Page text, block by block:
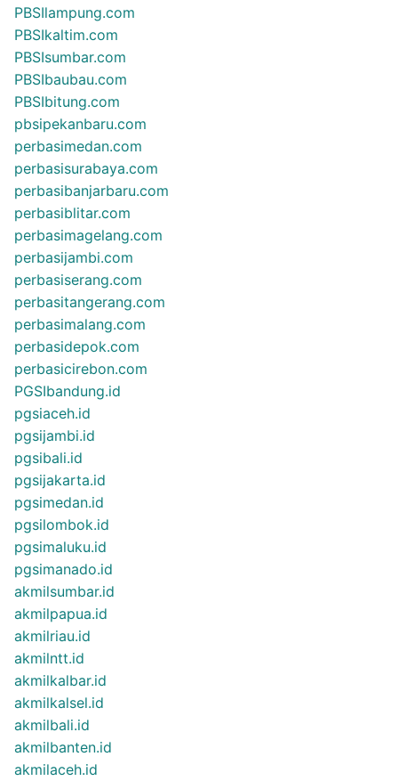
PBSIlampung.com
PBSIkaltim.com
PBSIsumbar.com
PBSIbaubau.com
PBSIbitung.com
pbsipekanbaru.com
perbasimedan.com
perbasisurabaya.com
perbasibanjarbaru.com
perbasiblitar.com
perbasimagelang.com
perbasijambi.com
perbasiserang.com
perbasitangerang.com
perbasimalang.com
perbasidepok.com
perbasicirebon.com
PGSIbandung.id
pgsiaceh.id
pgsijambi.id
pgsibali.id
pgsijakarta.id
pgsimedan.id
pgsilombok.id
pgsimaluku.id
pgsimanado.id
akmilsumbar.id
akmilpapua.id
akmilriau.id
akmilntt.id
akmilkalbar.id
akmilkalsel.id
akmilbali.id
akmilbanten.id
akmilaceh.id